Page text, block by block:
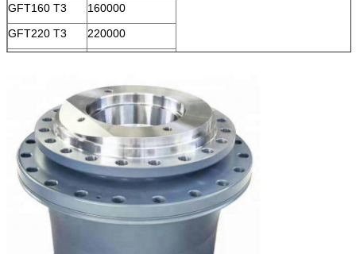
GFT160 T3
160000
GFT220 T3
220000
330000